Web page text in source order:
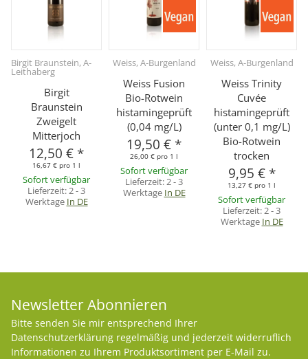
Birgit Braunstein, A-
Leithaberg
Birgit
Braunstein
Zweigelt
Mitterjoch
12,50 € *
16,67 € pro 1 l
Sofort verfügbar
Lieferzeit: 2 - 3
Werktage In DE
Weiss, A-Burgenland
Weiss Fusion
Bio-Rotwein
histamingeprüft
(0,04 mg/L)
19,50 € *
26,00 € pro 1 l
Sofort verfügbar
Lieferzeit: 2 - 3
Werktage In DE
Weiss, A-Burgenland
Weiss Trinity
Cuvée
histamingeprüft
(unter 0,1 mg/L)
Bio-Rotwein
trocken
9,95 € *
13,27 € pro 1 l
Sofort verfügbar
Lieferzeit: 2 - 3
Werktage In DE
Newsletter Abonnieren
Bitte senden Sie mir entsprechend Ihrer
Datenschutzerklärung regelmäßig und jederzeit widerruflich
Informationen zu Ihrem Produktsortiment per E-Mail zu.